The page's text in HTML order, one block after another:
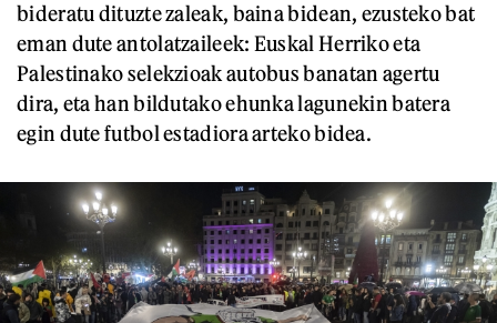
bideratu dituzte zaleak, baina bidean, ezusteko bat
eman dute antolatzaileek: Euskal Herriko eta
Palestinako selekzioak autobus banatan agertu
dira, eta han bildutako ehunka lagunekin batera
egin dute futbol estadiora arteko bidea.